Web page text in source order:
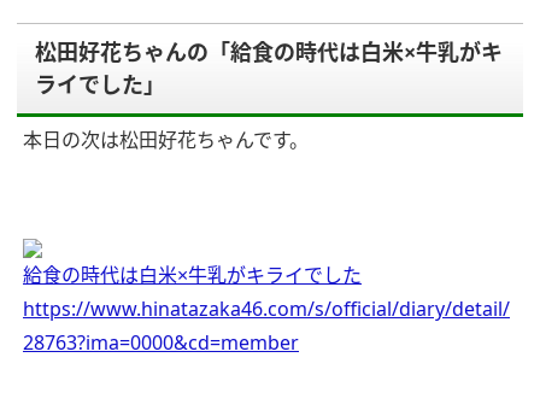
松田好花ちゃんの「給食の時代は白米×牛乳がキ
ライでした」
本日の次は松田好花ちゃんです。
給食の時代は白米×牛乳がキライでした
https://www.hinatazaka46.com/s/official/diary/detail/
28763?ima=0000&cd=member